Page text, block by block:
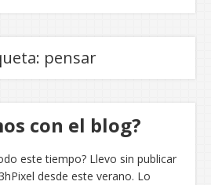
pensar
con el blog?
este tiempo? Llevo sin publicar
desde este verano. Lo